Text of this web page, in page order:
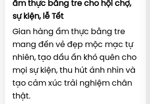
ẩm thực bằng tre cho hội chợ,
sự kiện, lễ Tết
Gian hàng ẩm thực bằng tre
mang đến vẻ đẹp mộc mạc tự
nhiên, tạo dấu ấn khó quên cho
mọi sự kiện, thu hút ánh nhìn và
tạo cảm xúc trải nghiệm chân
thật.